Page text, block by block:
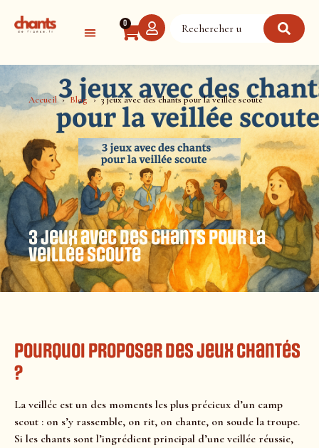
0
Accueil Blog 3 jeux avec des chants pour la veillée scoute
3 jeux avec des chants pour la
veillée scoute
Pourquoi proposer des jeux chantés
?
La veillée est un des moments les plus précieux d’un camp
scout : on s’y rassemble, on rit, on chante, on soude la troupe.
Si les chants sont l’ingrédient principal d’une veillée réussie,